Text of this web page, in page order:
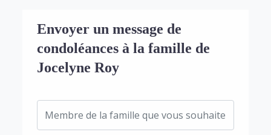
Envoyer un message de
condoléances à la famille de
Jocelyne Roy